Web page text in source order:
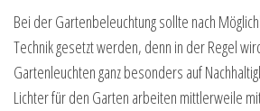
Bei der Gartenbeleuchtung sollte nach
Technik gesetzt werden, denn in der Regel
Gartenleuchten ganz besonders auf
Lichter für den Garten arbeiten mittlerweile